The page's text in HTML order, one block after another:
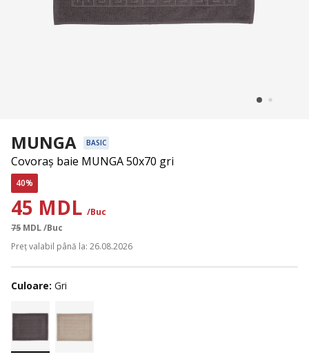
MUNGA BASIC
Covoraș baie MUNGA 50x70 gri
40%
45 MDL /Buc
75 MDL/Buc
Preț valabil până la: 26.08.2026
Culoare: Gri